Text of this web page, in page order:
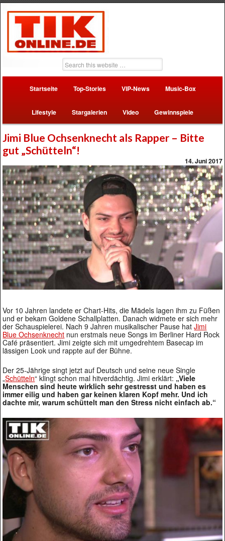
Startseite Top-Stories VIP-News Music-Box
Lifestyle Stargalerien Video Gewinnspiele
Jimi Blue Ochsenknecht als Rapper – Bitte
gut „Schütteln“!
14. Juni 2017
Vor 10 Jahren landete er Chart-Hits, die Mädels lagen ihm zu Füßen
und er bekam Goldene Schallplatten. Danach widmete er sich mehr
der Schauspielerei. Nach 9 Jahren musikalischer Pause hatJimi
Blue Ochsenknecht nun erstmals neue Songs im Berliner Hard Rock
Café präsentiert. Jimi zeigte sich mit umgedrehtem Basecap im
lässigen Look und rappte auf der Bühne.
Der 25-Jährige singt jetzt auf Deutsch und seine neue Single
„Schütteln“ klingt schon mal hitverdächtig. Jimi erklärt: „Viele
Menschen sind heute wirklich sehr gestresst und haben es
immer eilig und haben gar keinen klaren Kopf mehr. Und ich
dachte mir, warum schüttelt man den Stress nicht einfach ab.“